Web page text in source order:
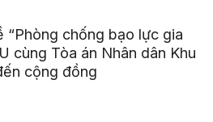
“Phòng chống bạo lực gia
cùng Tòa án Nhân dân Khu
cộng đồng